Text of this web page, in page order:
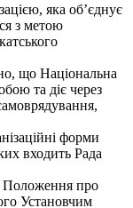
яка об’єднує
з метою
що Національна
та діє через
форми
входить Рада
Положення про
Установчим